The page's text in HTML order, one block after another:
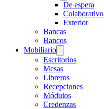
De espera
Colaborativo
Exterior
Bancas
Bancos
Mobiliario
Escritorios
Mesas
Libreros
Recepciones
Módulos
Credenzas